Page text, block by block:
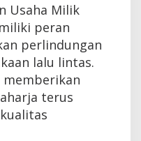
Usaha Milik
peran
perlindungan
lalu lintas.
terus